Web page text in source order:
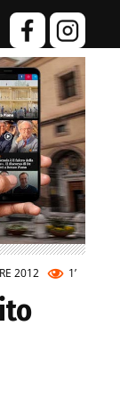
2012 1’